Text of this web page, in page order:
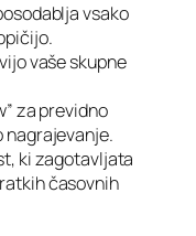
vsako
vaše skupne
za previdno
nagrajevanje.
ki zagotavljata
časovnih